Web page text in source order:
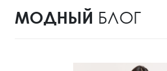
МОДНЫЙ БЛОГ